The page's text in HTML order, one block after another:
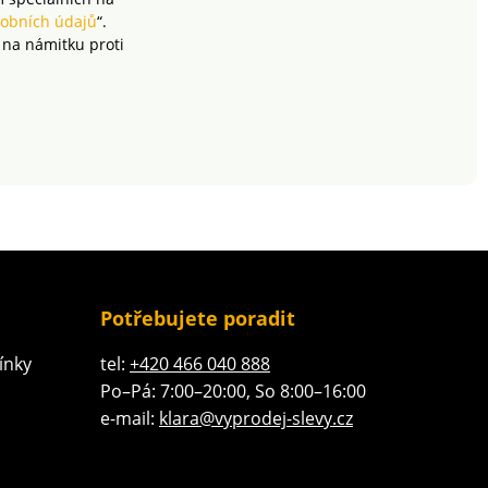
údajů“.
námitku proti
Potřebujete poradit
tel: +420 466 040 888
Po–Pá: 7:00–20:00, So 8:00–16:00
e-mail: klara@vyprodej-slevy.cz